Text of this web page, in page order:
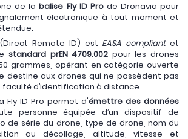
de labalise Fly ID Prode Dronavia pour
électronique à tout moment et
Remote ID) est EASA compliantet
standard prEN 4709.002 pour les drones
grammes, opérant en catégorie ouverte
destine aux drones qui ne possèdent pas
d’identification à distance.
Fly ID Pro permet d'émettre des données
personne équipée d’un dispositif de
de série du drone, type de drone, nom du
au décollage, altitude, vitesse et